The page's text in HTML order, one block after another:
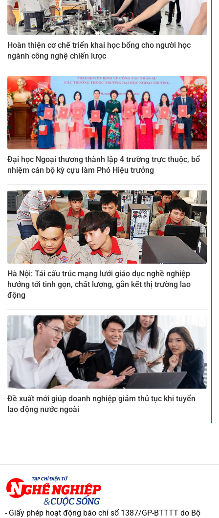
Hoàn thiện cơ chế triển khai học bổng cho người học
ngành công nghệ chiến lược
Đại học Ngoại thương thành lập 4 trường trực thuộc, bổ
nhiệm cán bộ kỳ cựu làm Phó Hiệu trưởng
Hà Nội: Tái cấu trúc mạng lưới giáo dục nghề nghiệp
hướng tới tinh gọn, chất lượng, gắn kết thị trường lao
động
Đề xuất mới giúp doanh nghiệp giảm thủ tục khi tuyển
lao động nước ngoài
- Giấy phép hoạt động báo chí số 1387/GP-BTTTT do Bộ